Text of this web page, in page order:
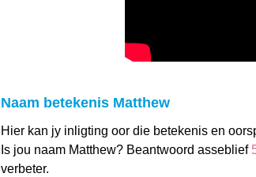
Naam betekenis Matthew
Hier kan jy inligting oor die betekenis en
Is jou naam Matthew? Beantwoord asseblief
verbeter.